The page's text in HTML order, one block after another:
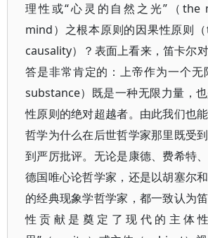
理性或“心灵的自然之光”（the
mind）之根本原则的因果性原则
causality）？表面上看来，笛卡尔
答是非常肯定的：上帝作为一个
substance）既是一种无限力量，
性原则的绝对超越者。由此我们也
哲学为什么在后世哲学家那里既受
到严厉批评。无论是康德、费希特
德国唯心论哲学家，还是以胡塞尔
的经典现象学哲学家，都一致认为
性贡献是奠定了现代的主体